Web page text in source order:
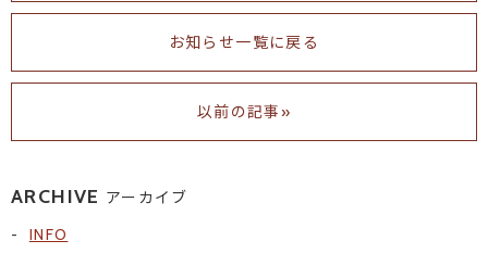
お知らせ一覧に戻る
以前の記事»
ARCHIVE アーカイブ
INFO